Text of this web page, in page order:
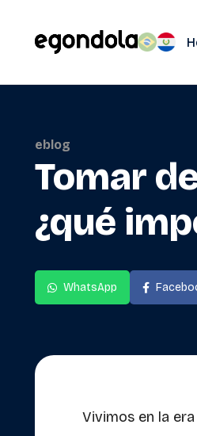
eblog
Tomar
¿qué
WhatsApp
Vivimos en la